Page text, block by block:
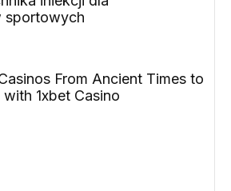
sportowych
From Ancient Times to
1xbet Casino